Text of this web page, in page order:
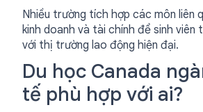
Nhiều trường tích hợp các môn liên
kinh doanh và tài chính để sinh viên
với thị trường lao động hiện đại.
Du học Canada
tế phù hợp với ai?